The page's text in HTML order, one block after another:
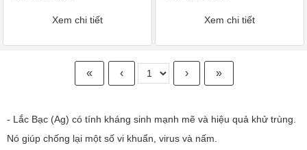
Xem chi tiết Xem chi tiết
« ‹ › »
- Lắc Bạc (Ag) có tính kháng sinh mạnh mẽ và hiệu quả khử trùng.
Nó giúp chống lại một số vi khuẩn, virus và nấm.